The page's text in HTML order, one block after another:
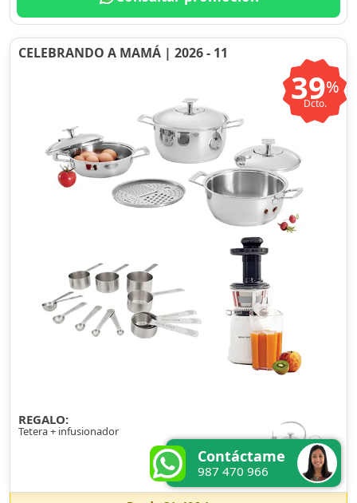
CELEBRANDO A MAMÁ | 2026 - 11
39%
Dcto.
REGALO:
Tetera + infusionador
Contáctame
987 470 966